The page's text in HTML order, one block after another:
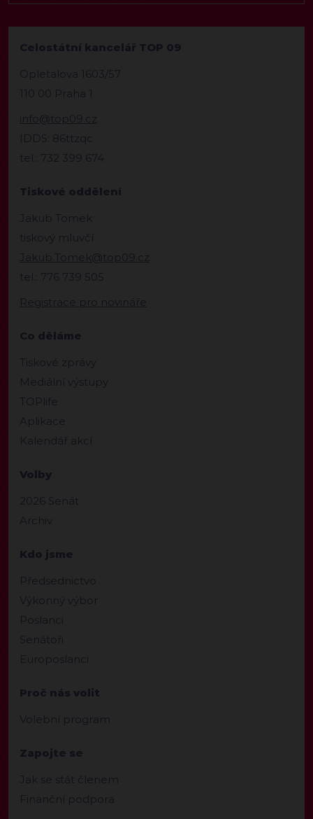
Celostátní kancelář TOP 09
Opletalova 1603/57
110 00 Praha 1
info@top09.cz
IDDS: 86ttzqc
tel.: 732 399 674
Tiskové oddělení
Jakub Tomek
tiskový mluvčí
Jakub.Tomek@top09.cz
tel.: 776 739 505
Registrace pro novináře
Co děláme
Tiskové zprávy
Mediální výstupy
TOPlife
Aplikace
Kalendář akcí
Volby
2026 Senát
Archiv
Kdo jsme
Předsednictvo
Výkonný výbor
Poslanci
Senátoři
Europoslanci
Proč nás volit
Volební program
Zapojte se
Jak se stát členem
Finanční podpora